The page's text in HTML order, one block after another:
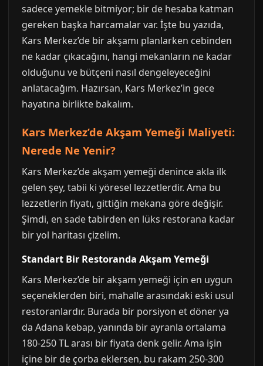
sadece yemekle bitmiyor; bir de hesaba katman
gereken başka harcamalar var. İşte bu yazıda,
Kars Merkez’de bir akşamı planlarken cebinden
ne kadar çıkacağını, hangi mekanların ne kadar
olduğunu ve bütçeni nasıl dengeleyeceğini
anlatacağım. Hazırsan, Kars Merkez’in gece
hayatına birlikte bakalım.
Kars Merkez’de Akşam Yemeği Maliyeti:
Nerede Ne Yenir?
Kars Merkez’de akşam yemeği denince akla ilk
gelen şey, tabii ki yöresel lezzetlerdir. Ama bu
lezzetlerin fiyatı, gittiğin mekana göre değişir.
Şimdi, en sade tabirden en lüks restorana kadar
bir yol haritası çizelim.
Standart Bir Restoranda Akşam Yemeği
Kars Merkez’de bir akşam yemeği için en uygun
seçeneklerden biri, mahalle arasındaki eski usul
restoranlardır. Burada bir porsiyon et döner ya
da Adana kebap, yanında bir ayranla ortalama
180-250 TL arası bir fiyata denk gelir. Ama işin
içine bir de çorba eklersen, bu rakam 250-300